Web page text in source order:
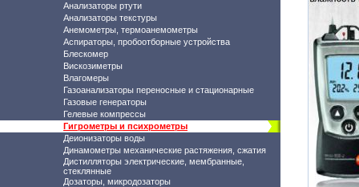
Анализаторы ртути
Анализаторы текстуры
Анемометры, термоанемометры
Аспираторы, пробоотборные устройства
Блескомер
Вискозиметры
Влагомеры
Газоанализаторы переносные и стационарные
Газовые генераторы
Гелевые компрессы
Гигрометры и психрометры
Деионизаторы воды
Динамометры механические растяжения, сжатия
Дистилляторы электрические, мембранные,
стеклянные
Дозаторы, микродозаторы